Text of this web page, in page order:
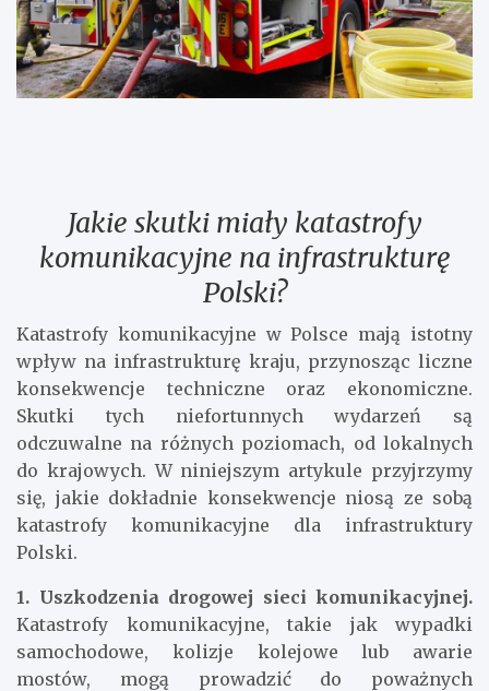
Jakie skutki miały katastrofy
komunikacyjne na infrastrukturę
Polski?
Katastrofy komunikacyjne w Polsce mają istotny
wpływ na infrastrukturę kraju, przynosząc liczne
konsekwencje techniczne oraz ekonomiczne.
Skutki tych niefortunnych wydarzeń są
odczuwalne na różnych poziomach, od lokalnych
do krajowych. W niniejszym artykule przyjrzymy
się, jakie dokładnie konsekwencje niosą ze sobą
katastrofy komunikacyjne dla infrastruktury
Polski.
1. Uszkodzenia drogowej sieci komunikacyjnej.
Katastrofy komunikacyjne, takie jak wypadki
samochodowe, kolizje kolejowe lub awarie
mostów, mogą prowadzić do poważnych